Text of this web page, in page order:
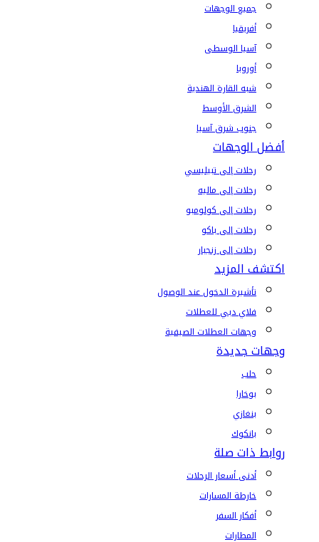
جميع الوجهات
أفريقيا
آسيا الوسطى
أوروبا
شبه القارة الهندية
الشرق الأوسط
جنوب شرق آسيا
أفضل الوجهات
رحلات إلى تبيليسي
رحلات إلى ماليه
رحلات إلى كولومبو
رحلات إلى باكو
رحلات إلى زنجبار
اكتشف المزيد
تأشيرة الدخول عند الوصول
فلاي دبي للعطلات
وجهات العطلات الصيفية
وجهات جديدة
حلب
بوخارا
بنغازي
بانكوك
روابط ذات صلة
أدنى أسعار الرحلات
خارطة المسارات
أفكار السفر
المطارات